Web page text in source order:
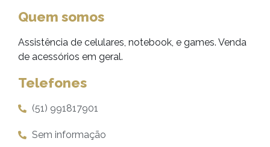
Quem somos
Assistência de celulares, notebook, e games. Venda
de acessórios em geral.
Telefones
(51) 991817901
Sem informação